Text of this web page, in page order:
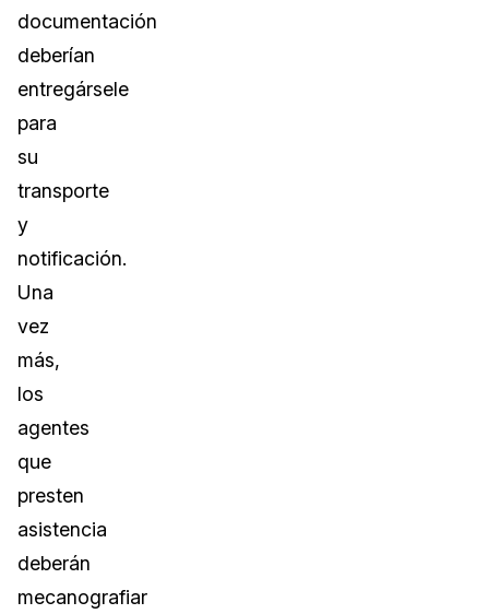
documentación
deberían
entregársele
para
su
transporte
y
notificación.
Una
vez
más,
los
agentes
que
presten
asistencia
deberán
mecanografiar